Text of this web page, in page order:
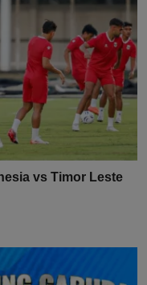
vs Timor Leste